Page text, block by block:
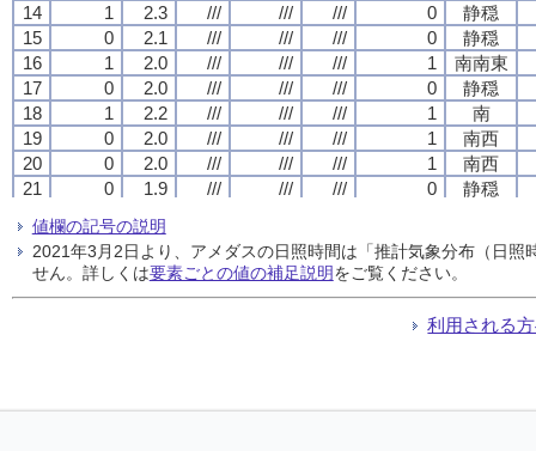
14
1 2.3 /// /// /// 0
静穏
15
0 2.1 /// /// /// 0
静穏
16
1 2.0 /// /// /// 1
南南東
17
0 2.0 /// /// /// 0
静穏
18
1 2.2 /// /// /// 1
南
19
0 2.0 /// /// /// 1
南西
20
0 2.0 /// /// /// 1
南西
21
0 1.9 /// /// /// 0
静穏
23
0 1.8
北北東
24
0 1.8 /// /// /// 1 北北東
14
1 2.3 /// /// /// 0
静穏
15
0 2.1 /// /// /// 0
静穏
16
1 2.0 /// /// /// 1
南南東
17
0 2.0 /// /// /// 0
静穏
18
1 2.2 /// /// /// 1
南
19
0 2.0 /// /// /// 1
南西
20
0 2.0 /// /// /// 1
南西
21
0 1.9 /// /// /// 0
静穏
23
0 1.8
北北東
24
0 1.8 /// /// /// 1 北北東
14
1 2.3 /// /// /// 0
静穏
15
0 2.1 /// /// /// 0
静穏
16
1 2.0 /// /// /// 1
南南東
17
0 2.0 /// /// /// 0
静穏
18
1 2.2 /// /// /// 1
南
19
0 2.0 /// /// /// 1
南西
20
0 2.0 /// /// /// 1
南西
21
0 1.9 /// /// /// 0
静穏
23
0 1.8
北北東
24
0 1.8 /// /// /// 1 北北東
14
1 2.3 /// /// /// 0
静穏
15
0 2.1 /// /// /// 0
静穏
16
1 2.0 /// /// /// 1
南南東
17
0 2.0 /// /// /// 0
静穏
18
1 2.2 /// /// /// 1
南
19
0 2.0 /// /// /// 1
南西
20
0 2.0 /// /// /// 1
南西
21
0 1.9 /// /// /// 0
静穏
23
0 1.8
北北東
24
0 1.8 /// /// /// 1 北北東
値欄の記号の説明
2021年3月2日より、アメダスの日照時間は「推計気象分布（日
せん。詳しくは要素ごとの値の補足説明をご覧ください。
利用される